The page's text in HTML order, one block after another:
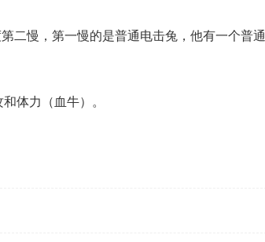
二慢，第一慢的是普通电击兔，他有一个普通
体力（血牛）。